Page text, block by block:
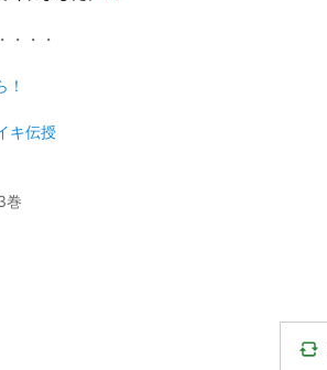
・・・
！
キ伝授
巻